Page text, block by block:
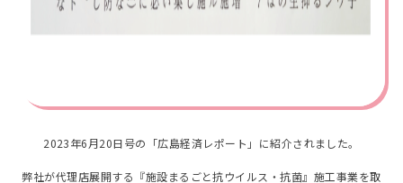
2023年6月20日号の「広島経済レポート」に紹介されました。
弊社が代理店展開する『施設まるごと抗ウイルス・抗菌』施工事業を取